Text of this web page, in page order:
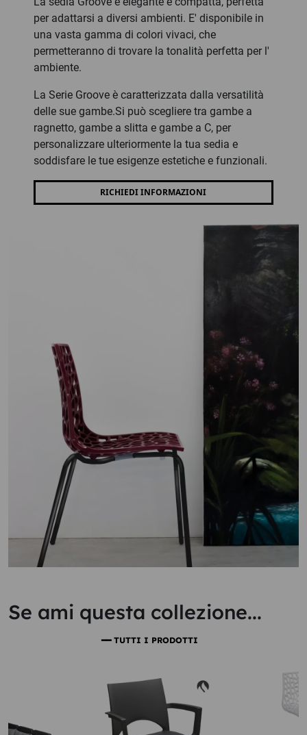
per adattarsi a diversi ambienti. E' disponibile in
una vasta gamma di colori vivaci, che
permetteranno di trovare la tonalità perfetta per l'
ambiente.
La Serie Groove è caratterizzata dalla versatilità
delle sue gambe.Si può scegliere tra gambe a
ragnetto, gambe a slitta e gambe a C, per
personalizzare ulteriormente la tua sedia e
soddisfare le tue esigenze estetiche e funzionali.
RICHIEDI INFORMAZIONI
Se ami questa collezione...
TUTTI I PRODOTTI